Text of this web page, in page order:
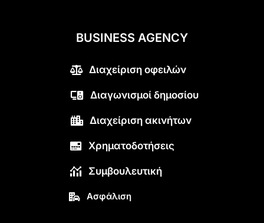
BUSINESS AGENCY
Διαχείριση οφειλών
Διαγωνισμοί δημοσίου
Διαχείριση ακινήτων
Χρηματοδοτήσεις
Συμβουλευτική
Ασφάλιση